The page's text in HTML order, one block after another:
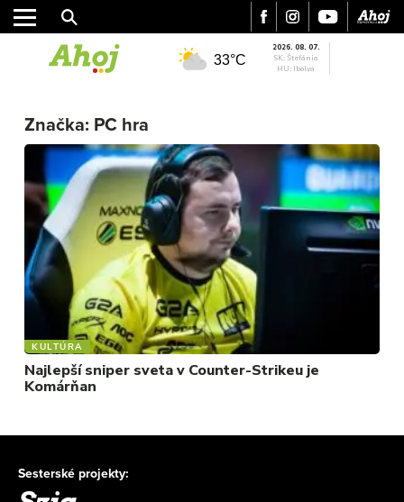
ŠPORT
KULTÚRA
FOTKY
VIDEO
MIX
33°C
2026. 08. 07.
SK: Štefánia
HU: Ibolya
Značka: PC hra
KULTÚRA
Najlepší sniper sveta v Counter-Strikeu je
Komárňan
Sesterské projekty: